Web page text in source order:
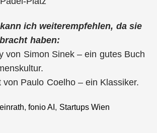
ich weiterempfehlen, da sie
haben:
von Simon Sinek – ein gutes Buch
von Paulo Coelho – ein Klassiker.
, fonio AI , Startups Wien